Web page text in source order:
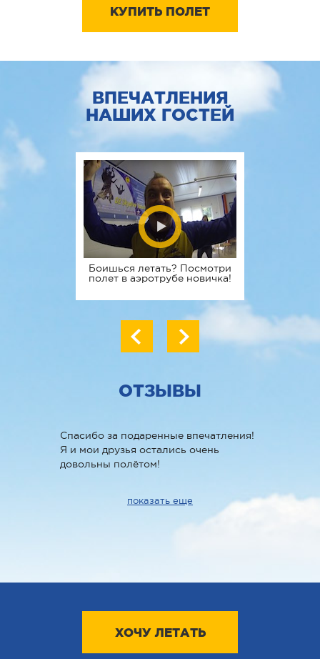
КУПИТЬ ПОЛЕТ
ВПЕЧАТЛЕНИЯ
НАШИХ ГОСТЕЙ
Боишься летать? Посмотри
полет в аэротрубе новичка!
ОТЗЫВЫ
Спасибо за подаренные впечатления!
Я и мои друзья остались очень
довольны полётом!
время нашего корпоратива -
довольны все! Спасибо Вам огромное!
показать еще
ХОЧУ ЛЕТАТЬ